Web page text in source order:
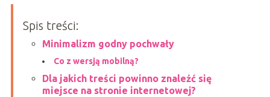
Spis treści:
Minimalizm godny pochwały
Co z wersją mobilną?
Dla jakich treści powinno znaleźć się
miejsce na stronie internetowej?